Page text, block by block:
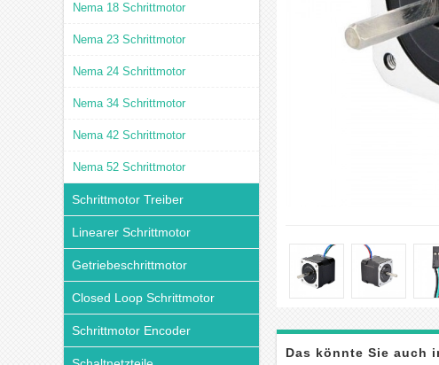
Nema 18 Schrittmotor
Nema 23 Schrittmotor
Nema 24 Schrittmotor
Nema 34 Schrittmotor
Nema 42 Schrittmotor
Nema 52 Schrittmotor
Schrittmotor Treiber
Linearer Schrittmotor
Getriebeschrittmotor
Closed Loop Schrittmotor
Schrittmotor Encoder
Das könnte Sie auch